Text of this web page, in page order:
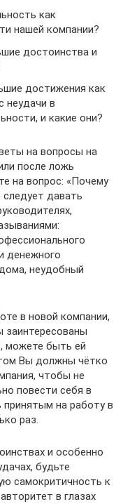
как
нашей компании?
достоинства и
достижения как
неудачи в
и какие они?
на вопросы на
после ложь
на вопрос: «Почему
давать
денежного
неудобный
в новой компании,
заинтересованы
можете быть ей
Вы должны чётко
чтобы не
повести себя в
на работу в
раз.
и особенно
будьте
самокритичность к
в глазах